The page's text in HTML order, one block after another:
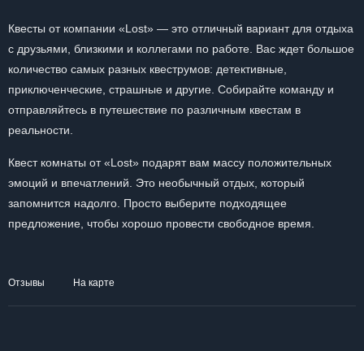
Квесты от компании «Lost» — это отличный вариант для отдыха
с друзьями, близкими и коллегами по работе. Вас ждет большое
количество самых разных квеструмов: детективные,
приключенческие, страшные и другие. Собирайте команду и
отправляйтесь в путешествие по различным квестам в
реальности.
Квест комнаты от «Lost» подарят вам массу положительных
эмоций и впечатлений. Это необычный отдых, который
запомнится надолго. Просто выберите подходящее
предложение, чтобы хорошо провести свободное время.
Отзывы На карте